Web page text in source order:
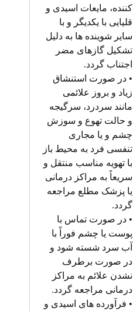
کننده، مایعات اسیدی و
قلیایی با یکدیگر و با
سایر شوینده ها به دلیل
تشکیل گازهای مضر
اجتناب گردد.
• در صورت استنشاق
زیاد و بروز علائمی
مانند سردرد، سرگیجه
و حالت تهوع و سوزش
چشم و یا مجاری
تنفسی فرد به محیط باز
با تهویه مناسب منتقل و
سریعاً به مراکز درمانی
یا پزشک مطلع مراجعه
گردد.
• در صورت تماس با
پوست یا چشم فوراً با
آب سرد شسته شود و
در صورت برطرف
نشدن علائم به مراکز
درمانی مراجعه گردد.
• فرآورده های اسیدی و